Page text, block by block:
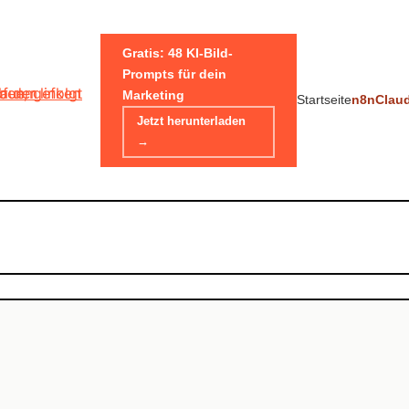
Gratis: 48 KI-Bild-
Prompts für dein
Marketing
Jetzt herunterladen
→
Startseiten8n